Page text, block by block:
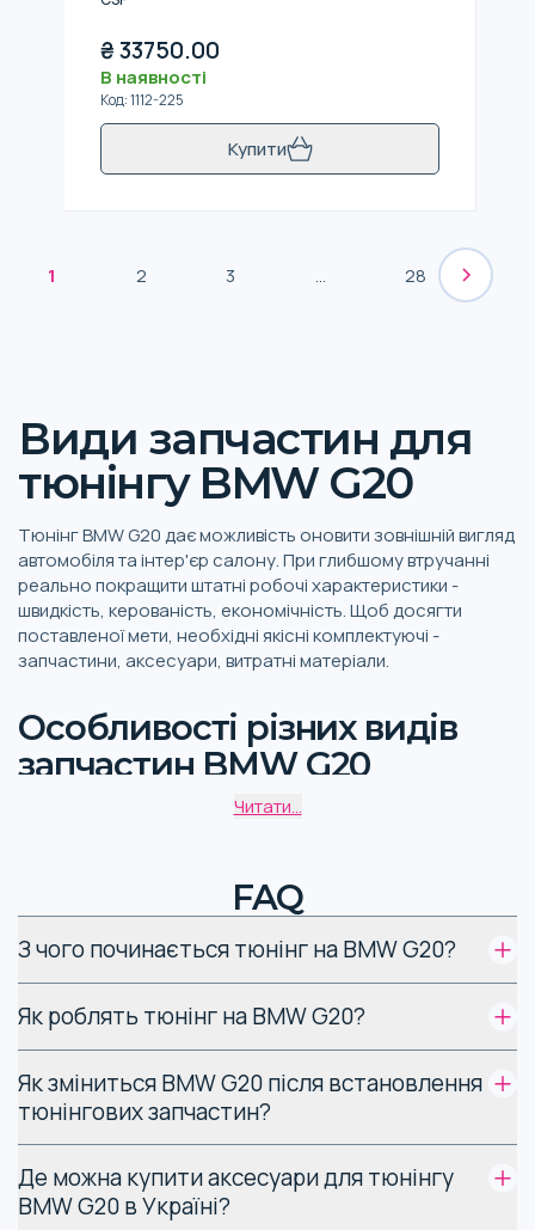
₴33750.00
В наявності
Код:1112-225
Купити
1 2 3 ... 28
Види запчастин для
тюнінгу BMW G20
Тюнінг BMW G20 дає можливість оновити зовнішній вигляд
автомобіля та інтер'єр салону. При глибшому втручанні
реально покращити штатні робочі характеристики -
швидкість, керованість, економічність. Щоб досягти
поставленої мети, необхідні якісні комплектуючі -
запчастини, аксесуари, витратні матеріали.
Особливості різних видів
запчастин BMW G20
G20 - модель сьомого покоління 3-ї серії BMW. Цей
оздоблення кузова та салону;
зміна програмних налаштувань в електронному блоці
списку технічних заходів.
Які найпопулярніші
категорії запчастин
Читати...
FAQ
З чого починається тюнінг на BMW G20?
Як роблять тюнінг на BMW G20?
Як зміниться BMW G20 після встановлення
тюнінгових запчастин?
Де можна купити аксесуари для тюнінгу
BMW G20 в Україні?